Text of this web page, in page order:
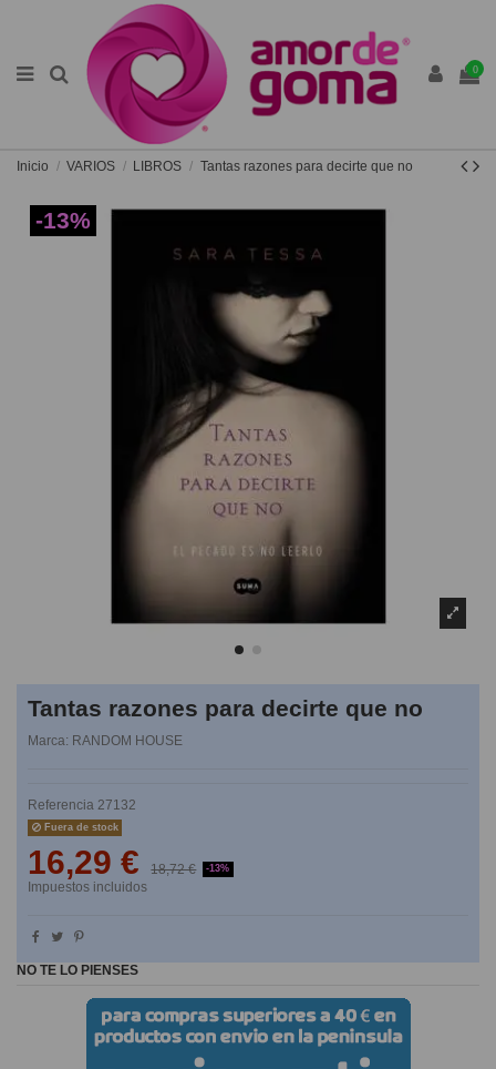
0
Inicio VARIOS LIBROS Tantas razones para decirte que no
-13%
Tantas razones para decirte que no
Marca: RANDOM HOUSE
Referencia 27132
Fuera de stock
16,29 € 18,72 € -13%
Impuestos incluidos
NO TE LO PIENSES